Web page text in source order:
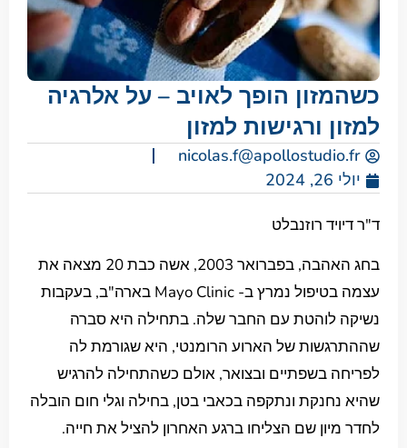
כשהמזון הופך לאויב – על אלרגיה
למזון ורגישות למזון
nicolas.f@apollostudio.fr
יולי 26, 2024
ד"ר דיויד רוזנבלט
בחג האהבה, בפברואר 2003, אשה כבת 20 מצאה את
עצמה בטיפול נמרץ ב- Mayo Clinic בארה"ב, בעקבות
נשיקה לוהטת עם החבר שלה. בתחילה היא סברה
שההתרגשות של הארוע הרומנטי, היא שגורמת לה
לפריחה בשפתיים ובצואר, אולם כשהתחילה להרגיש
שהיא נחנקת ונתקפה בכאבי בטן, בחילה וגלי חום הובלה
לחדר מיון שם הצליחו ברגע האחרון להציל את חייה.